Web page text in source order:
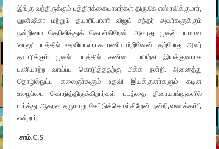
இங்கு வந்திருக்கும் பத்திரிக்கையாளர்கள் திரு.கே எஸ்.ரவிக்குமார்,
ஹன்ஷிகா மற்றும் தயாரிப்பாளர் விஜய் சந்தர் அவர்களுக்கும்
நன்றியை தெரிவித்துக் கொள்கிறேன். அவரது முதல் படமான
‘வாலு’ படத்தில் உதவியாளராக பணியாற்றினேன். தற்போது அவர்
தயாரிக்கும் முதல் படத்தில் சண்டை பயிற்சி இயக்குனராக
பணியாற்ற வாய்ப்பு கொடுத்ததற்கு மிக்க நன்றி. அனைத்து
தொழில்நுட்ப கலைஞர்களும் உதவி இயக்குனர்களும் கடின
உழைப்பை கொடுத்திருக்கிறார்கள். படத்தை திரையரங்குகளில்
பார்த்து ஆதரவு தருமாறு கேட்டுக்கொள்கிறேன் நன்றி,வணக்கம்”,
என்றார்.
சாம்.C.S